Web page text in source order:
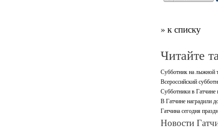
» к списку
Читайте
Субботник на лыжной
Всероссийский
Субботники в Гатчине
В Гатчине наградили
Гатчина сегодня
Новости